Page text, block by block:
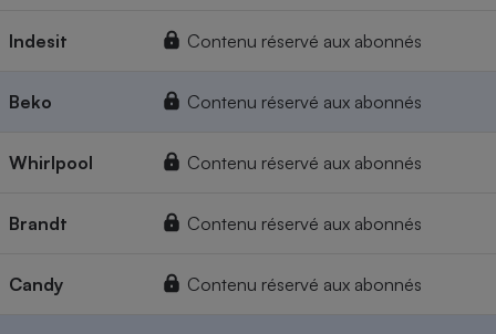
Indesit Contenu réservé aux abonnés
Beko Contenu réservé aux abonnés
Whirlpool Contenu réservé aux abonnés
Brandt Contenu réservé aux abonnés
Candy Contenu réservé aux abonnés